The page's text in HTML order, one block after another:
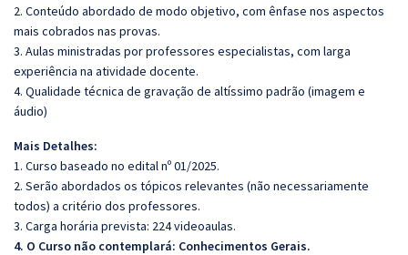
2. Conteúdo abordado de modo objetivo, com ênfase nos aspectos
mais cobrados nas provas.
3. Aulas ministradas por professores especialistas, com larga
experiência na atividade docente.
4. Qualidade técnica de gravação de altíssimo padrão (imagem e
áudio)
Mais Detalhes:
1. Curso baseado no edital nº 01/2025.
2. Serão abordados os tópicos relevantes (não necessariamente
todos) a critério dos professores.
3. Carga horária prevista: 224 videoaulas.
4. O Curso não contemplará: Conhecimentos Gerais.